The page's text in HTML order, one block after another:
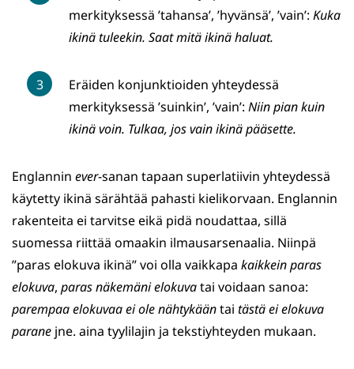
merkityksessä ’tahansa’, ’hyvänsä’, ’vain’: Kuka
ikinä tuleekin. Saat mitä ikinä haluat.
Eräiden konjunktioiden yhteydessä
merkityksessä ’suinkin’, ’vain’: Niin pian kuin
ikinä voin. Tulkaa, jos vain ikinä pääsette.
Englannin ever-sanan tapaan superlatiivin yhteydessä
käytetty ikinä särähtää pahasti kielikorvaan. Englannin
rakenteita ei tarvitse eikä pidä noudattaa, sillä
suomessa riittää omaakin ilmausarsenaalia. Niinpä
”paras elokuva ikinä” voi olla vaikkapa kaikkein paras
elokuva, paras näkemäni elokuvatai voidaan sanoa:
parempaa elokuvaa ei ole nähtykääntai tästä ei elokuva
parane jne. aina tyylilajin ja tekstiyhteyden mukaan.